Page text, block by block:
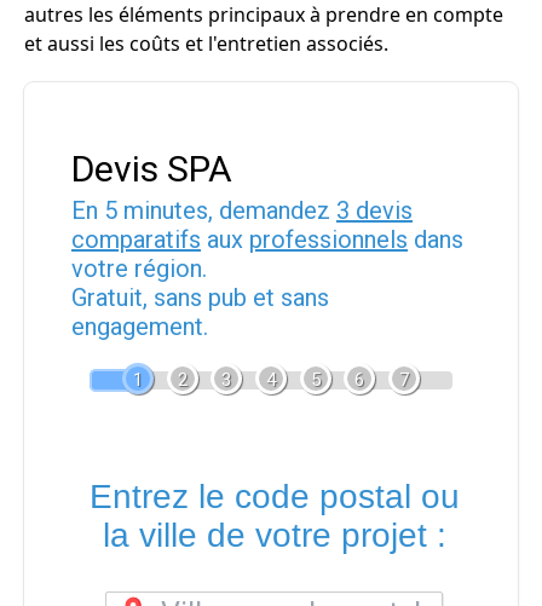
autres les éléments principaux à prendre en compte
et aussi les coûts et l'entretien associés.
Devis SPA
En 5 minutes, demandez 3 devis
comparatifs aux professionnels dans
votre région.
Gratuit, sans pub et sans
engagement.
1 2 3 4 5 6 7
Entrez le code postal ou
la ville de votre projet :